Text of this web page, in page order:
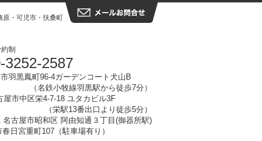
原・可児市・扶桑町・大口町
制
2587
羽黒鳳町96-4ガーデンコート犬山B
（名鉄小牧線羽黒駅から徒歩7分）
市中区栄4-7-18 ユタカビル3F
（栄駅13番出口より徒歩5分）
古屋市昭和区 阿由知通３丁目(御器所駅)
日宮重町107（駐車場有り）